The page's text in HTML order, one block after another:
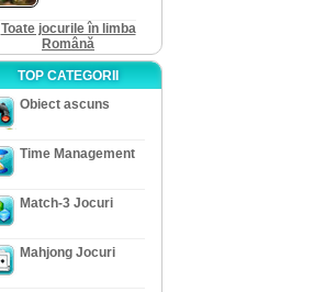
Toate jocurile în limba
Română
TOP CATEGORII
Obiect ascuns
Time Management
Match-3 Jocuri
Mahjong Jocuri